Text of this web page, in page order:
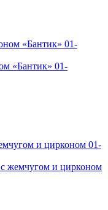
«Бантик» 01-
с жемчугом и цирконом